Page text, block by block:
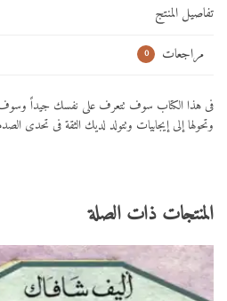
تفاصيل المنتج
مراجعات
0
فى هذا الكتاب سوف تتعرف على نفسك جيداً وسوف
وتحولها إلى إيجابيات وتتولد لديك الثقة فى تحدى
المنتجات ذات الصلة